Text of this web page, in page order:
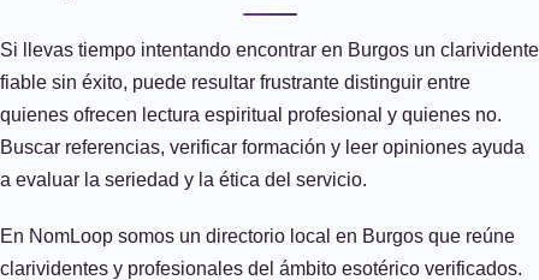
Si llevas tiempo intentando encontrar en Burgos un clarividente
fiable sin éxito, puede resultar frustrante distinguir entre
quienes ofrecen lectura espiritual profesional y quienes no.
Buscar referencias, verificar formación y leer opiniones ayuda
a evaluar la seriedad y la ética del servicio.
En NomLoop somos un directorio local en Burgos que reúne
clarividentes y profesionales del ámbito esotérico verificados.